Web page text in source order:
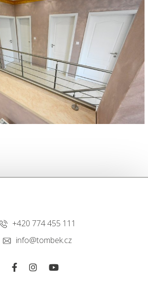
+420 774 455 111
info@tombek.cz